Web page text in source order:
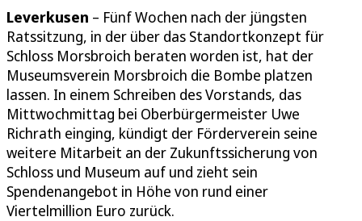
Leverkusen – Fünf Wochen nach der jüngsten
Ratssitzung, in der über das Standortkonzept für
Schloss Morsbroich beraten worden ist, hat der
Museumsverein Morsbroich die Bombe platzen
lassen. In einem Schreiben des Vorstands, das
Mittwochmittag bei Oberbürgermeister Uwe
Richrath einging, kündigt der Förderverein seine
weitere Mitarbeit an der Zukunftssicherung von
Schloss und Museum auf und zieht sein
Spendenangebot in Höhe von rund einer
Viertelmillion Euro zurück.